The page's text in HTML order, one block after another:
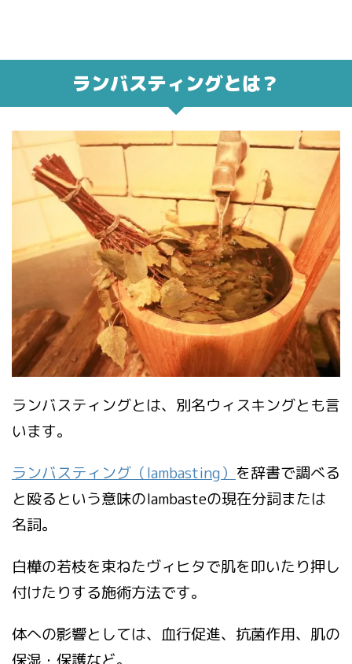
ランバスティングとは？
ランバスティングとは、別名ウィスキングとも言
います。
ランバスティング（lambasting） を辞書で調べる
と殴るという意味のIambasteの現在分詞または
名詞。
白樺の若枝を束ねたヴィヒタで肌を叩いたり押し
付けたりする施術方法です。
体への影響としては、血行促進、抗菌作用、肌の